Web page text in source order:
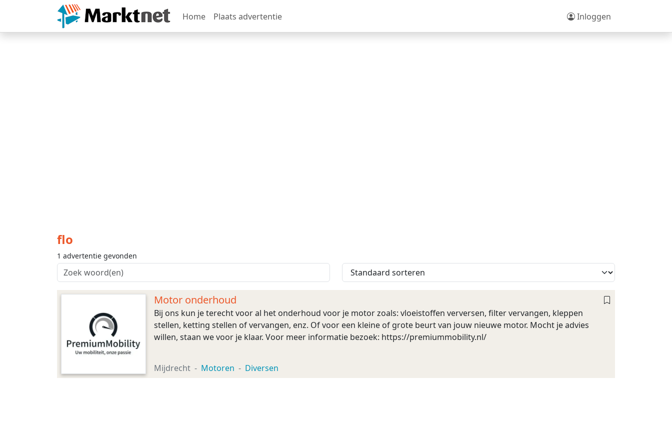
Home Plaats advertentie Inloggen
flo
1 advertentie gevonden
Motor onderhoud
Bij ons kun je terecht voor al het onderhoud voor je motor zoals: vloeistoffen verversen, filter vervangen, kleppen
stellen, ketting stellen of vervangen, enz. Of voor een kleine of grote beurt van jouw nieuwe motor. Mocht je advies
willen, staan we voor je klaar. Voor meer informatie bezoek: https://premiummobility.nl/
Mijdrecht Motoren Diversen